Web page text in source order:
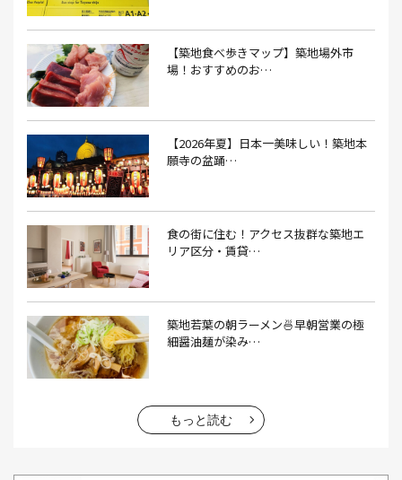
いくら(1） イタリアン(6） イタリアンバル(1）
イタリアンレストラン(1） イタリアン料理(4）
イチゴジャム(1） イベント(9）
イベント2026(1） いわし(1） ウェットティッシュ(1）
うなぎ(10） うなぎ屋(2）
うな重(2） うに(4） エコバッグ(1）
エコバッグ おしゃれ(1） エコバッグ 折りたたみ(1）
エビフライ(3） おかゆ(1）
おでん(4） おにぎり(4）
お刺身(1） お参り(1） お困りごと解決(1）
お土産(14） お土産屋(1）
お寿司(2） お弁当(9）
【築地食べ歩きマップ】築地場外市
場！おすすめのお…
【2026年夏】日本一美味しい！築地本
願寺の盆踊…
食の街に住む！アクセス抜群な築地エ
リア区分・賃貸…
築地若葉の朝ラーメン🍜早朝営業の極
細醤油麺が染み…
もっと読む